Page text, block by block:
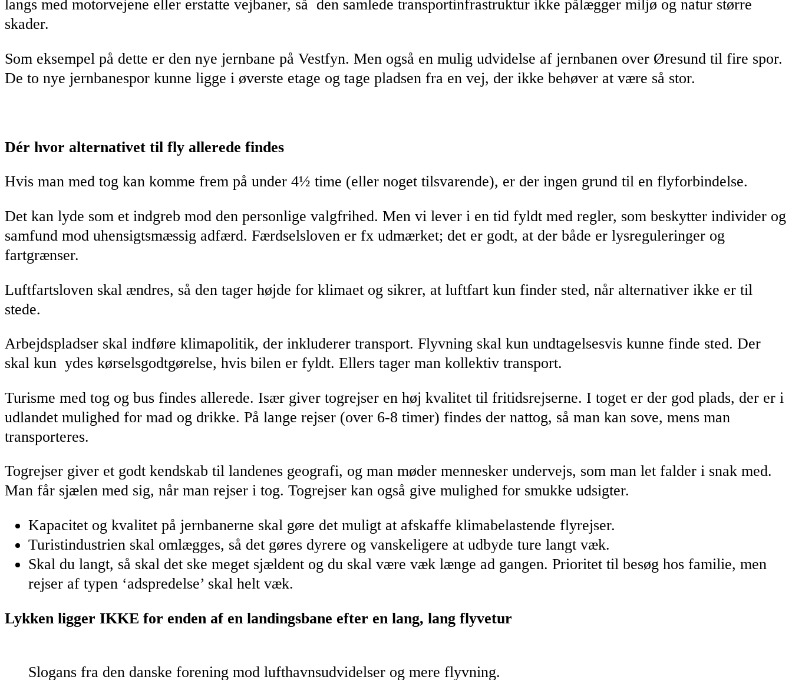
langs med motorvejene eller erstatte vejbaner, så den samlede transportinfrastruktur ikke pålægger miljø og natur større
skader.
Som eksempel på dette er den nye jernbane på Vestfyn. Men også en mulig udvidelse af jernbanen over Øresund til fire spor.
De to nye jernbanespor kunne ligge i øverste etage og tage pladsen fra en vej, der ikke behøver at være så stor.
Dér hvor alternativet til fly allerede findes
Hvis man med tog kan komme frem på under 4½ time (eller noget tilsvarende), er der ingen grund til en flyforbindelse.
Det kan lyde som et indgreb mod den personlige valgfrihed. Men vi lever i en tid fyldt med regler, som beskytter individer og
samfund mod uhensigtsmæssig adfærd. Færdselsloven er fx udmærket; det er godt, at der både er lysreguleringer og
fartgrænser.
Luftfartsloven skal ændres, så den tager højde for klimaet og sikrer, at luftfart kun finder sted, når alternativer ikke er til
stede.
Arbejdspladser skal indføre klimapolitik, der inkluderer transport. Flyvning skal kun undtagelsesvis kunne finde sted. Der
skal kun ydes kørselsgodtgørelse, hvis bilen er fyldt. Ellers tager man kollektiv transport.
Turisme med tog og bus findes allerede. Især giver togrejser en høj kvalitet til fritidsrejserne. I toget er der god plads, der er i
udlandet mulighed for mad og drikke. På lange rejser (over 6-8 timer) findes der nattog, så man kan sove, mens man
transporteres.
Togrejser giver et godt kendskab til landenes geografi, og man møder mennesker undervejs, som man let falder i snak med.
Man får sjælen med sig, når man rejser i tog. Togrejser kan også give mulighed for smukke udsigter.
Kapacitet og kvalitet på jernbanerne skal gøre det muligt at afskaffe klimabelastende flyrejser.
Turistindustrien skal omlægges, så det gøres dyrere og vanskeligere at udbyde ture langt væk.
Skal du langt, så skal det ske meget sjældent og du skal være væk længe ad gangen. Prioritet til besøg hos familie, men
rejser af typen ‘adspredelse’ skal helt væk.
Lykken ligger IKKE for enden af en landingsbane efter en lang, lang flyvetur
Slogans fra den danske forening mod lufthavnsudvidelser og mere flyvning.